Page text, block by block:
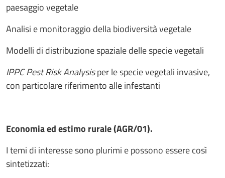
paesaggio vegetale
Analisi e monitoraggio della biodiversità vegetale
Modelli di distribuzione spaziale delle specie vegetali
IPPC Pest Risk Analysisper le specie vegetali invasive,
con particolare riferimento alle infestanti
Economia ed estimo rurale (AGR/01).
I temi di interesse sono plurimi e possono essere così
sintetizzati: